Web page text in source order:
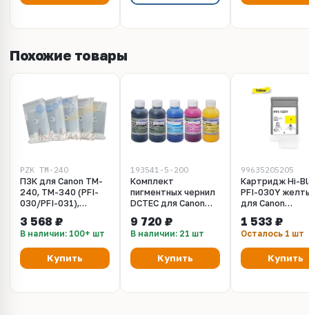
Похожие товары
PZK_TM-240
ПЗК для Canon TM-
240, TM-340 (PFI-
030/PFI-031),
Без чипов. Объём 55
мл
3 568 ₽
В наличии: 100+ шт
Купить
193541-5-200
Комплект
пигментных чернил
DCTEC для Canon
240, TM-255, TM-
340, TM-350, TM-
355. Набор 5 цветов
по 200 мл
9 720 ₽
В наличии: 21 шт
Купить
99635205205
Картридж Hi-
PFI-030Y
для Canon
20/30, TM-
1 533 ₽
Осталось 1 шт
Купить